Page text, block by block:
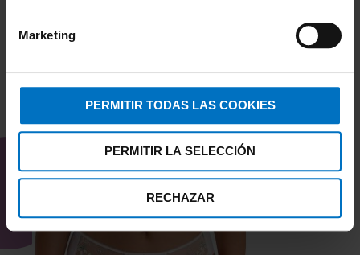
Marketing
PERMITIR TODAS LAS COOKIES
PERMITIR LA SELECCIÓN
RECHAZAR
TAMBIÉN TE PUEDE
INTERESAR